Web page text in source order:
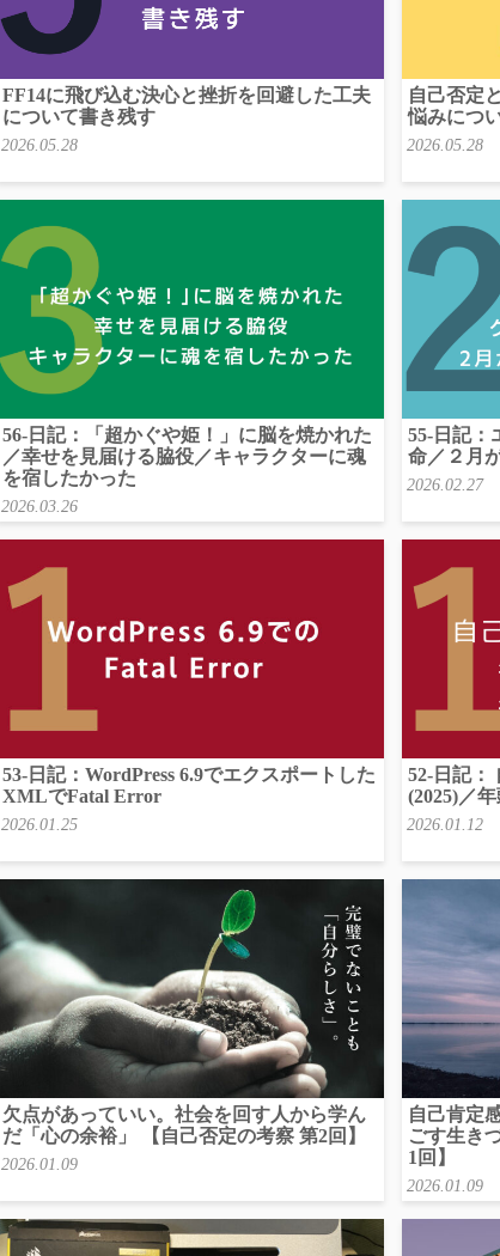
FF14に飛び込む決心と挫折を回避した工夫
について書き残す
2026.05.28
自己否定
悩みにつ
2026.05.28
56-日記：「超かぐや姫！」に脳を焼かれた
／幸せを見届ける脇役／キャラクターに魂
を宿したかった
2026.03.26
55-日記：
命／２月
2026.02.27
53-日記：WordPress 6.9でエクスポートした
XMLでFatal Error
2026.01.25
52-日記：
(2025)／
2026.01.12
欠点があっていい。社会を回す人から学ん
だ「心の余裕」 【自己否定の考察 第2回】
2026.01.09
自己肯定
ごす生き
1回】
2026.01.09